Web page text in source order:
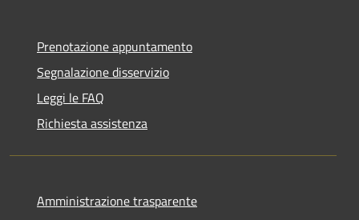
Prenotazione appuntamento
Segnalazione disservizio
Leggi le FAQ
Richiesta assistenza
Amministrazione trasparente